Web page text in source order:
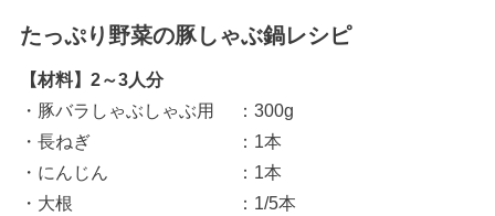
たっぷり野菜の豚しゃぶ鍋レシピ
【材料】2～3人分
・豚バラしゃぶしゃぶ用 ：300g
・長ねぎ ：1本
・にんじん ：1本
・大根 ：1/5本